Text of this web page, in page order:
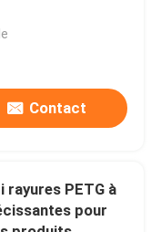
de PVC
Contact
PETG à
pour